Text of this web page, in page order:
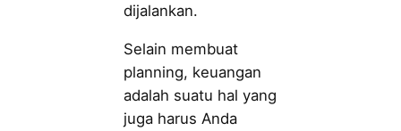
dijalankan.
Selain membuat
planning, keuangan
adalah suatu hal yang
juga harus Anda